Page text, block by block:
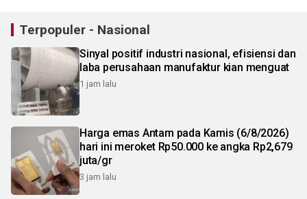
Terpopuler - Nasional
Sinyal positif industri nasional, efisiensi dan
laba perusahaan manufaktur kian menguat
1 jam lalu
Harga emas Antam pada Kamis (6/8/2026)
hari ini meroket Rp50.000 ke angka Rp2,679
juta/gr
3 jam lalu